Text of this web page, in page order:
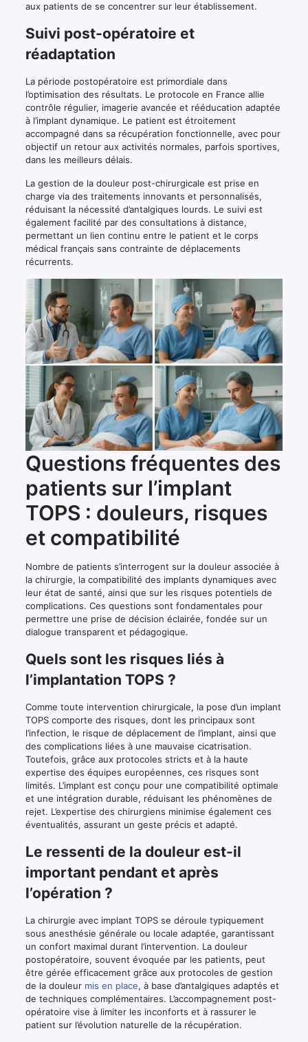
aux patients de se concentrer sur leur établissement.
Suivi post-opératoire et
réadaptation
La période postopératoire est primordiale dans
l’optimisation des résultats. Le protocole en France allie
contrôle régulier, imagerie avancée et rééducation adaptée
à l’implant dynamique. Le patient est étroitement
accompagné dans sa récupération fonctionnelle, avec pour
objectif un retour aux activités normales, parfois sportives,
dans les meilleurs délais.
La gestion de la douleur post-chirurgicale est prise en
charge via des traitements innovants et personnalisés,
réduisant la nécessité d’antalgiques lourds. Le suivi est
également facilité par des consultations à distance,
permettant un lien continu entre le patient et le corps
médical français sans contrainte de déplacements
récurrents.
Questions fréquentes des
patients sur l’implant
TOPS : douleurs, risques
et compatibilité
Nombre de patients s’interrogent sur la douleur associée à
la chirurgie, la compatibilité des implants dynamiques avec
leur état de santé, ainsi que sur les risques potentiels de
complications. Ces questions sont fondamentales pour
permettre une prise de décision éclairée, fondée sur un
dialogue transparent et pédagogique.
Quels sont les risques liés à
l’implantation TOPS ?
Comme toute intervention chirurgicale, la pose d’un implant
TOPS comporte des risques, dont les principaux sont
l’infection, le risque de déplacement de l’implant, ainsi que
des complications liées à une mauvaise cicatrisation.
Toutefois, grâce aux protocoles stricts et à la haute
expertise des équipes européennes, ces risques sont
limités. L’implant est conçu pour une compatibilité optimale
et une intégration durable, réduisant les phénomènes de
rejet. L’expertise des chirurgiens minimise également ces
éventualités, assurant un geste précis et adapté.
Le ressenti de la douleur est-il
important pendant et après
l’opération ?
La chirurgie avec implant TOPS se déroule typiquement
sous anesthésie générale ou locale adaptée, garantissant
un confort maximal durant l’intervention. La douleur
postopératoire, souvent évoquée par les patients, peut
être gérée efficacement grâce aux protocoles de gestion
de la douleur mis en place, à base d’antalgiques adaptés et
de techniques complémentaires. L’accompagnement post-
opératoire vise à limiter les inconforts et à rassurer le
patient sur l’évolution naturelle de la récupération.